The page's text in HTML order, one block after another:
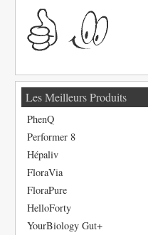
Les Meilleurs Produits
PhenQ
Performer 8
Hépaliv
FloraVia
FloraPure
HelloForty
YourBiology Gut+